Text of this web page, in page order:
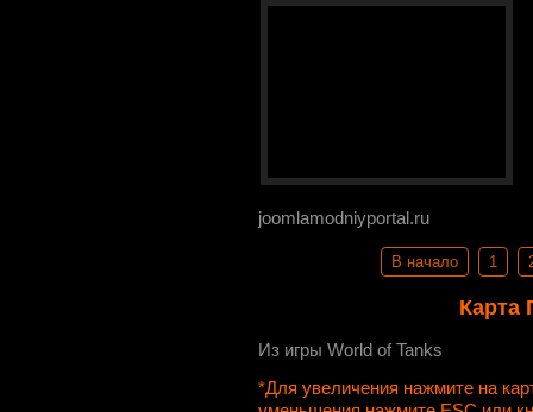
joomlamodniyportal.ru
В начало 1
Карта
Из игры World of Tanks
*Для увеличения нажмите на